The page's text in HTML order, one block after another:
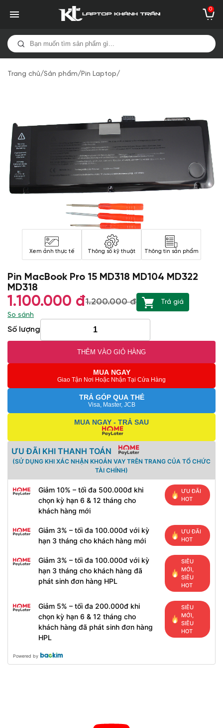
0
Trang chủ/Sản phẩm/Pin Laptop/
Xem ảnh thực tế Thông số kỹ thuật Thông tin sản phẩm
Pin MacBook Pro 15 MD318 MD104 MD322
MD318
1.100.000 đ1.200.000 đ
Trả giá
So sánh
Số lượng
THÊM VÀO GIỎ HÀNG
MUA NGAY
Giao Tận Nơi Hoặc Nhận Tại Cửa Hàng
TRẢ GÓP QUA THẺ
Visa, Master, JCB
MUA NGAY - TRẢ SAU
ƯU ĐÃI KHI THANH TOÁN
(SỬ DỤNG KHI XÁC NHẬN KHOẢN VAY TRÊN TRANG CỦA TỔ CHỨC
TÀI CHÍNH)
Giảm 10% – tối đa 500.000đ khi
chọn kỳ hạn 6 & 12 tháng cho
khách hàng mới
ƯU ĐÃI
HOT
Giảm 3% – tối đa 100.000đ với kỳ
hạn 3 tháng cho khách hàng mới
ƯU ĐÃI
HOT
Giảm 3% – tối đa 100.000đ với kỳ
hạn 3 tháng cho khách hàng đã
phát sinh đơn hàng HPL
SIÊU
MỚI,
SIÊU
HOT
Giảm 5% – tối đa 200.000đ khi
chọn kỳ hạn 6 & 12 tháng cho
khách hàng đã phát sinh đơn hàng
HPL
SIÊU
MỚI,
SIÊU
HOT
Powered by